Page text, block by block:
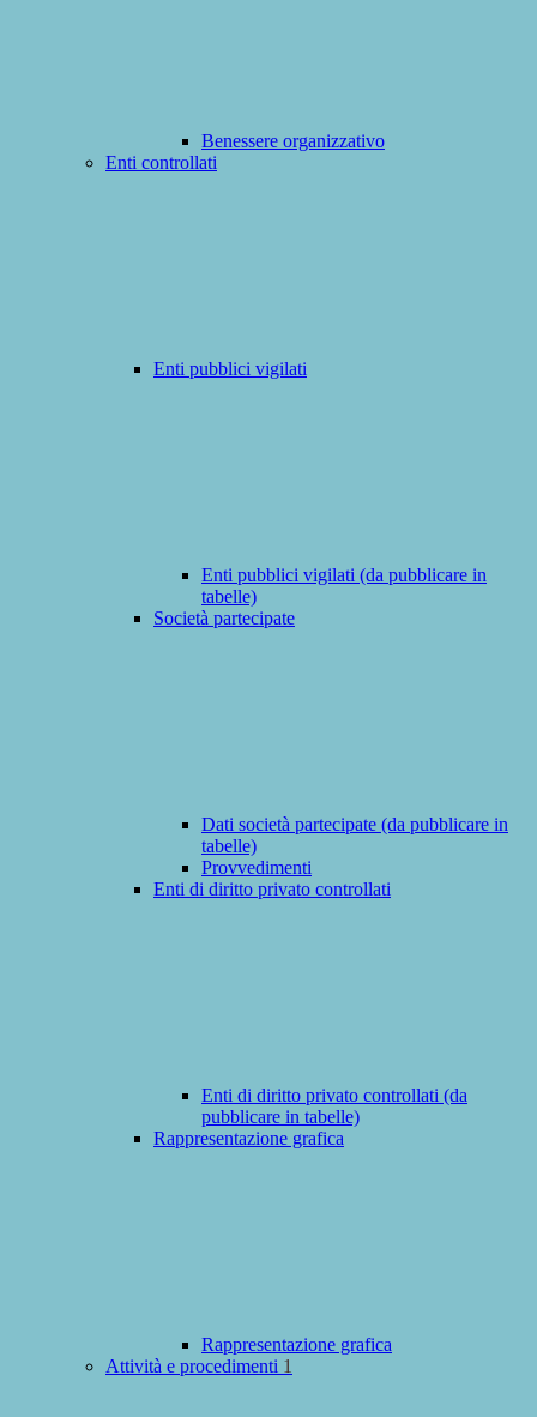
Benessere organizzativo
Enti controllati
Enti pubblici vigilati
Enti pubblici vigilati (da pubblicare in
tabelle)
Società partecipate
Dati società partecipate (da pubblicare in
tabelle)
Provvedimenti
Enti di diritto privato controllati
Enti di diritto privato controllati (da
pubblicare in tabelle)
Rappresentazione grafica
Rappresentazione grafica
Attività e procedimenti 1